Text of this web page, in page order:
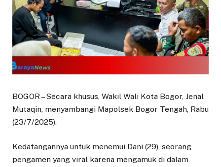
BOGOR – Secara khusus, Wakil Wali Kota Bogor, Jenal
Mutaqin, menyambangi Mapolsek Bogor Tengah, Rabu
(23/7/2025).
Kedatangannya untuk menemui Dani (29), seorang
pengamen yang viral karena mengamuk di dalam